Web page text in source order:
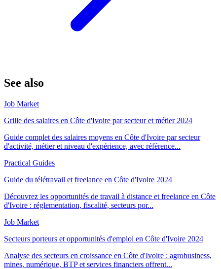
See also
Job Market
Grille des salaires en Côte d'Ivoire par secteur et métier 2024
Guide complet des salaires moyens en Côte d'Ivoire par secteur
d'activité, métier et niveau d'expérience, avec référence...
Practical Guides
Guide du télétravail et freelance en Côte d'Ivoire 2024
Découvrez les opportunités de travail à distance et freelance en Côte
d'Ivoire : réglementation, fiscalité, secteurs por...
Job Market
Secteurs porteurs et opportunités d'emploi en Côte d'Ivoire 2024
Analyse des secteurs en croissance en Côte d'Ivoire : agrobusiness,
mines, numérique, BTP et services financiers offrent...